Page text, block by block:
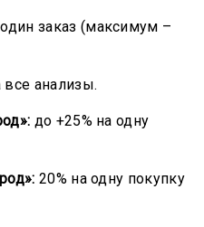
заказ (максимум –
все анализы.
до +25% на одну
20% на одну покупку